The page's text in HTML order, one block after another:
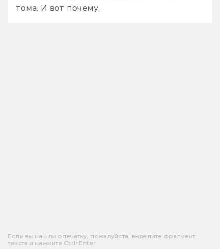
тома. И вот почему.
Если вы нашли опечатку, пожалуйста, выделите фрагмент
текста и нажмите Ctrl+Enter.